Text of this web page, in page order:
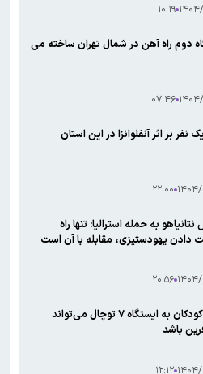
۲۵ ۱۰:۱۹
دوم راه آهن در شمال تهران ساخته می
۲۵ ۰۷:۴۶
نفر بر اثر آنفلوانزا در این استان
۲۳ ۲۲:۰۰
واکنش نتانیاهو به حمله استرالیا: تنها راه
یهودستیزی، مقابله با آن است
۲۳ ۲۰:۵۶
بردن کودکان به ایستگاه ۷ توچال می‌تواند
باشد
۲۳ ۱۲:۱۲